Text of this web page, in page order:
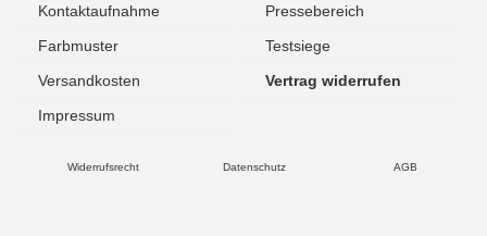
Kontaktaufnahme
Pressebereich
Farbmuster
Testsiege
Versandkosten
Vertrag widerrufen
Impressum
Widerrufsrecht Datenschutz AGB